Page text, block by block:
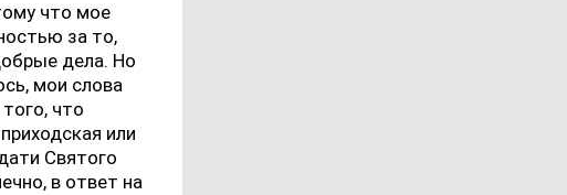
что мое
за то,
дела. Но
мои слова
что
или
Святого
в ответ на